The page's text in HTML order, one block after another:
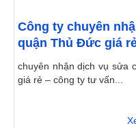
Công ty chuyên
quận Thủ Đức giá
chuyên nhận dịch vụ sửa
giá rẻ – công ty tư vấn...